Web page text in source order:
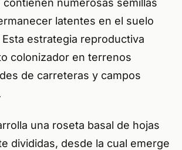
contienen numerosas semillas
latentes en el suelo
estrategia reproductiva
colonizador en terrenos
de carreteras y campos
una roseta basal de hojas
divididas, desde la cual emerge